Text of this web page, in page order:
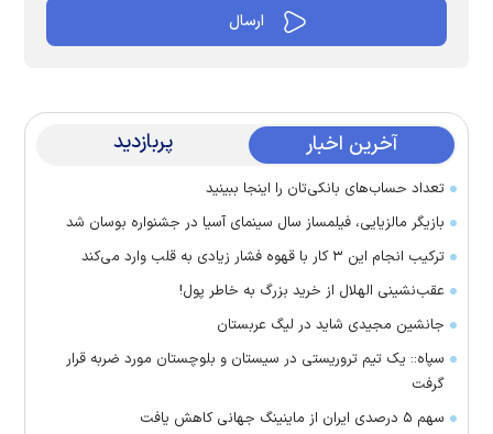
آخرین اخبار پربازدید
تعداد حساب‌های بانکی‌تان را اینجا ببینید
بازیگر مالزیایی، فیلمساز سال سینمای آسیا در جشنواره بوسان شد
ترکیب انجام این ۳ کار با قهوه فشار زیادی به قلب وارد می‌کند
عقب‌نشینی الهلال از خرید بزرگ به خاطر پول!
جانشین مجیدی شاید در لیگ عربستان
سپاه:: یک تیم تروریستی در سیستان و بلوچستان مورد ضربه قرار
گرفت
سهم ۵ درصدی ایران از ماینینگ جهانی کاهش یافت